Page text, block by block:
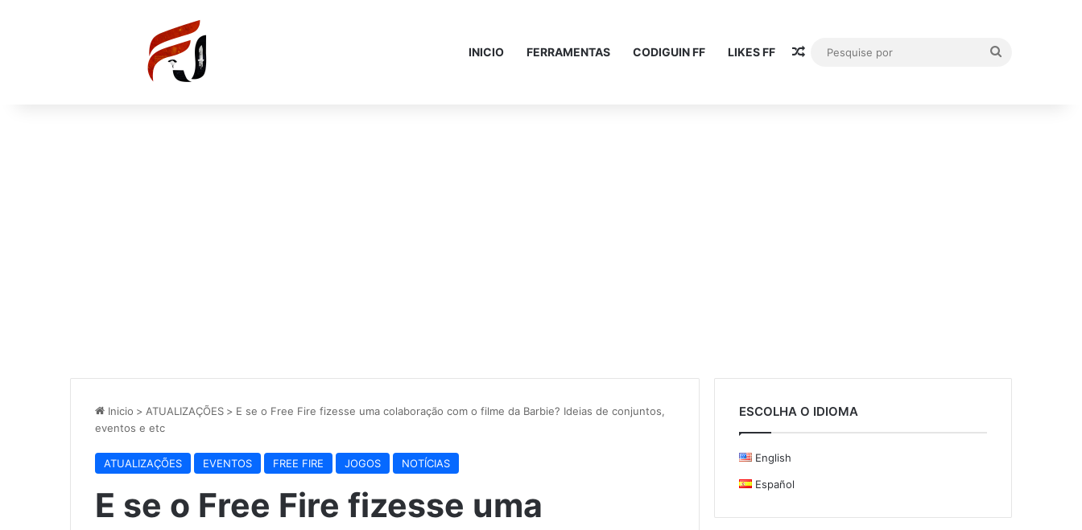
INICIO FERRAMENTAS CODIGUIN FF LIKES FF Artigo aleatório
Inicio > ATUALIZAÇÕES > E se o Free Fire fizesse uma colaboração com o filme da Barbie? Ideias de conjuntos,
eventos e etc
ATUALIZAÇÕES EVENTOS FREE FIRE JOGOS NOTÍCIAS
E se o Free Fire fizesse uma
ESCOLHA O IDIOMA
English
Español